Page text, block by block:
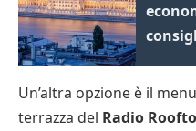
Un’altra opzione è il
terrazza del Radio